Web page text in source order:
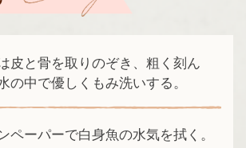
皮と骨を取りのぞき、粗く刻ん
の中で優しくもみ洗いする。
ペーパーで白身魚の水気を拭く。